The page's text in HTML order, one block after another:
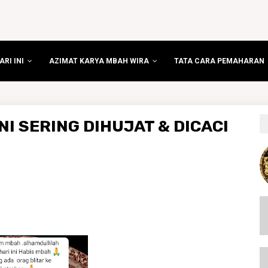
INI AZIMAT KARYA MBAH WIRA TATA CARA PEMAHARAN
SERING DIHUJAT & DICACI